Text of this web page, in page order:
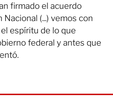
firmado el acuerdo
(...) vemos con
espíritu de lo que
federal y antes que